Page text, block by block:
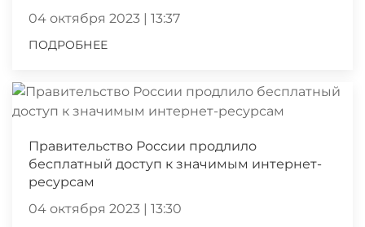
04 октября 2023 | 13:37
ПОДРОБНЕЕ
Правительство России продлило
бесплатный доступ к значимым интернет-
ресурсам
04 октября 2023 | 13:30